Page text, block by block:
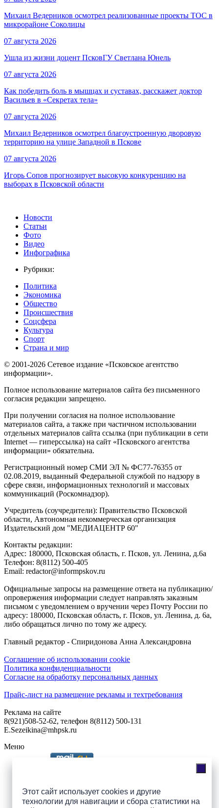
Этот сайт использует cookies и другие
технологии для навигации и сбора статистики на
Михаил Ведерников осмотрел реализованные проекты ТОС в
микрорайоне Соколицы
07 августа 2026
Ушла из жизни доцент ПсковГУ Светлана Юнель
07 августа 2026
Как победить боль в мышцах и суставах, расскажет доктор
Васильев в «Секретах тела»
07 августа 2026
Михаил Ведерников осмотрел благоустроенную дворовую
территорию на улице Западной в Пскове
07 августа 2026
Игорь Сопов прогнозирует высокую конкуренцию на
выборах в Псковской области
Новости
Статьи
Фото
Видео
Инфографика
Рубрики:
Политика
Экономика
Общество
Происшествия
Соцсфера
Культура
Спорт
Страна и мир
© 2001-2026 Сетевое издание «Псковское агентство
информации».
Полное использование материалов сайта без письменного
согласия редакции запрещено.
При получении согласия на полное использование
материалов сайта, а также при частичном использовании
отдельных материалов сайта ссылка (при публикации в сети
Internet — гиперссылка) на сайт «Псковского агентства
информации» обязательна.
Регистрационный номер СМИ ЭЛ № ФС77-76355 от
02.08.2019, выданный Федеральной службой по надзору в
сфере связи, информационных технологий и массовых
коммуникаций (Роскомнадзор).
Учредитель (соучредители): Правительство Псковской
области, Автономная некоммерческая организация
Издательский дом "МЕДИАЦЕНТР 60"
Контакты редакции:
Адреc: 180000, Псковская область, г. Псков, ул. Ленина, д.6а
Телефон: 8(8112) 500-405
Email: redactor@informpskov.ru
Официальные запросы на размещение ответа на публикацию/
опровержения информации следует направлять заказным
письмом с уведомлением о вручении через Почту России по
адресу: 180000, Псковская область, г. Псков, ул. Ленина, д. 6а,
либо обращаться лично по тому же адресу.
Главный редактор - Спиридонова Анна Александровна
Соглашение об использовании cookie
Политика конфиденциальности
Согласие на обработку персональных данных
Прайс-лист на размещение рекламы и техтребования
Реклама на сайте
8(921)508-52-62, телефон 8(8112) 500-131
E.Sezeikina@mhpsk.ru
Меню